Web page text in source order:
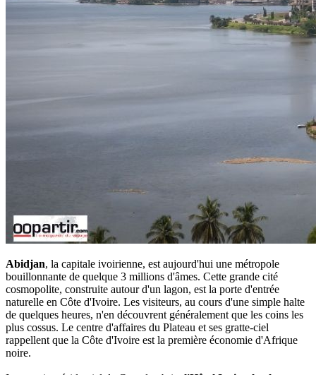
Abidjan, la capitale ivoirienne, est aujourd'hui une métropole
bouillonnante de quelque 3 millions d'âmes. Cette grande cité
cosmopolite, construite autour d'un lagon, est la porte d'entrée
naturelle en Côte d'Ivoire. Les visiteurs, au cours d'une simple halte
de quelques heures, n'en découvrent généralement que les coins les
plus cossus. Le centre d'affaires du Plateau et ses gratte-ciel
rappellent que la Côte d'Ivoire est la première économie d'Afrique
noire.